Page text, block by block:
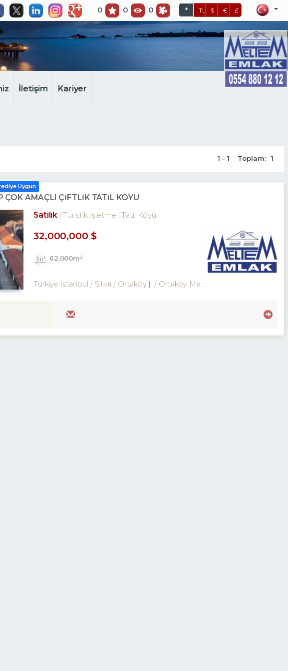
0 0 0 * TL $ € £
İletişim Kariyer
1 - 1 Toplam: 1
Uygun
ÇOK AMAÇLI ÇIFTLIK TATIL KÖYÜ
Satılık
Turistik İşletme Tatil Köyü
32,000,000 $
62,000m²
Türkiye İstanbul / Silivri / Ortaköy / Ortaköy Merkez Mah.